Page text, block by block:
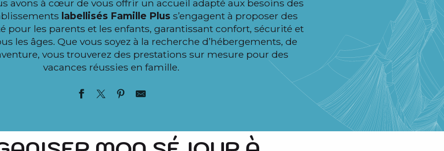
avons à cœur de vous offrir un accueil adapté aux besoins des
labellisés Famille Plus s’engagent à proposer des
pour les parents et les enfants, garantissant confort, sécurité et
les âges. Que vous soyez à la recherche d’hébergements, de
vous trouverez des prestations sur mesure pour des
vacances réussies en famille.